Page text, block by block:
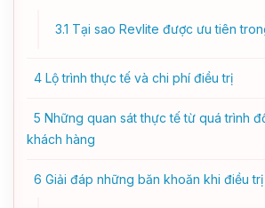
3.1 Tại sao Revlite được ưu tiên
4 Lộ trình thực tế và chi phí điều trị
5 Những quan sát thực tế từ quá trình
khách hàng
6 Giải đáp những băn khoăn khi điều